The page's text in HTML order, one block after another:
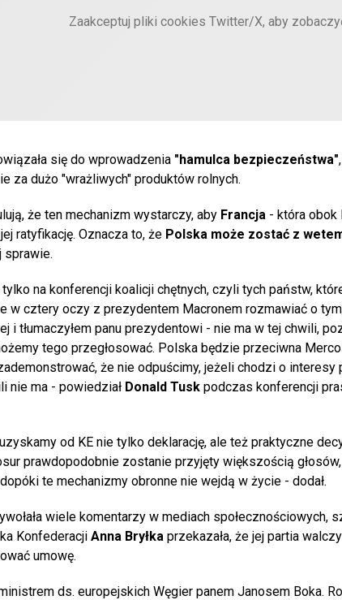
Zaakceptuj pliki cookies Twitter/X, aby
się do wprowadzenia "hamulca bezpieczeństwa"
za dużo "wrażliwych" produktów rolnych.
że ten mechanizm wystarczy, aby Francja - która obok
ratyfikację. Oznacza to, że Polska może zostać z
sprawie.
na konferencji koalicji chętnych, czyli tych państw,
w cztery oczy z prezydentem Macronem rozmawiać o
i tłumaczyłem panu prezydentowi - nie ma w tej chwili,
tego przegłosować. Polska będzie przeciwna
że nie odpuścimy, jeżeli chodzi o
nie ma - powiedział Donald Tusk podczas konferencji
od KE nie tylko deklarację, ale też praktyczne
prawdopodobnie zostanie przyjęty większością
te mechanizmy obronne nie wejdą w życie - dodał.
wiele komentarzy w mediach
Konfederacji Anna Bryłka przekazała, że jej partia
umowę.
ds. europejskich Węgier panem Janosem Boka.